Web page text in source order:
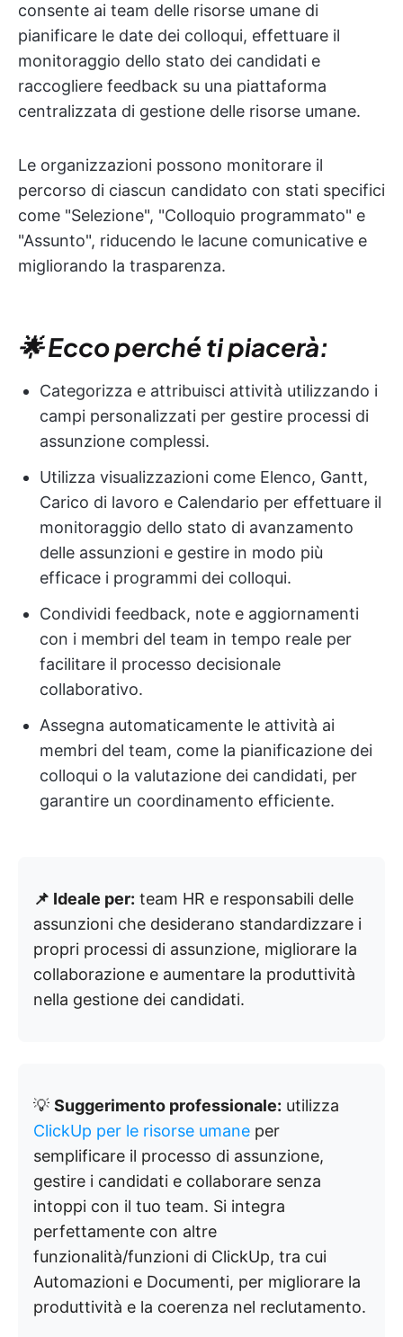
consente ai team delle risorse umane di
pianificare le date dei colloqui, effettuare il
monitoraggio dello stato dei candidati e
raccogliere feedback su una piattaforma
centralizzata di gestione delle risorse umane.
Le organizzazioni possono monitorare il
percorso di ciascun candidato con stati specifici
come "Selezione", "Colloquio programmato" e
"Assunto", riducendo le lacune comunicative e
migliorando la trasparenza.
🌟 Ecco perché ti piacerà:
Categorizza e attribuisci attività utilizzando i
campi personalizzati per gestire processi di
assunzione complessi.
Utilizza visualizzazioni come Elenco, Gantt,
Carico di lavoro e Calendario per effettuare il
monitoraggio dello stato di avanzamento
delle assunzioni e gestire in modo più
efficace i programmi dei colloqui.
Condividi feedback, note e aggiornamenti
con i membri del team in tempo reale per
facilitare il processo decisionale
collaborativo.
Assegna automaticamente le attività ai
membri del team, come la pianificazione dei
colloqui o la valutazione dei candidati, per
garantire un coordinamento efficiente.
📌 Ideale per: team HR e responsabili delle
assunzioni che desiderano standardizzare i
propri processi di assunzione, migliorare la
collaborazione e aumentare la produttività
nella gestione dei candidati.
💡 Suggerimento professionale: utilizza
ClickUp per le risorse umane per
semplificare il processo di assunzione,
gestire i candidati e collaborare senza
intoppi con il tuo team. Si integra
perfettamente con altre
funzionalità/funzioni di ClickUp, tra cui
Automazioni e Documenti, per migliorare la
produttività e la coerenza nel reclutamento.